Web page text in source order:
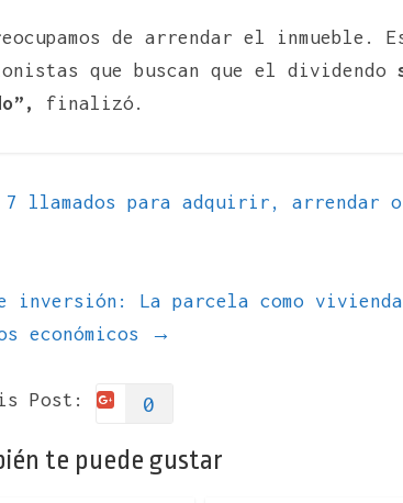
de arrendar el inmueble.
que buscan que el dividendo
finalizó.
7 llamados para adquirir, arrendar
inversión: La parcela como
económicos
→
Post: 0
te puede gustar